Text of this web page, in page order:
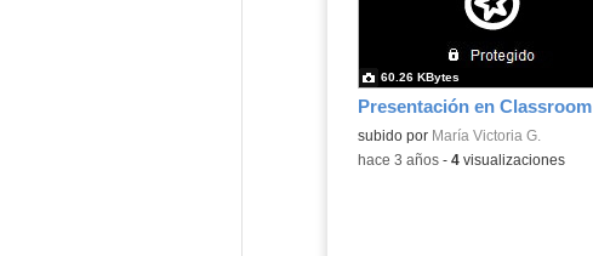
Presentación en Classroom
Contenido educativo.
subido por María Victoria G.
60.26 KBytes
-hace 3 años- 4visualizaciones